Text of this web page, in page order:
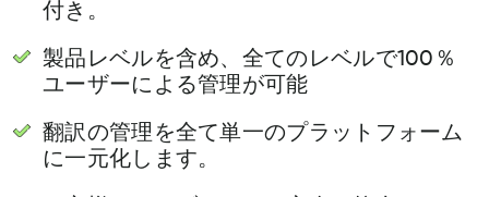
付き。
製品レベルを含め、全てのレベルで100％
ユーザーによる管理が可能
翻訳の管理を全て単一のプラットフォーム
に一元化します。